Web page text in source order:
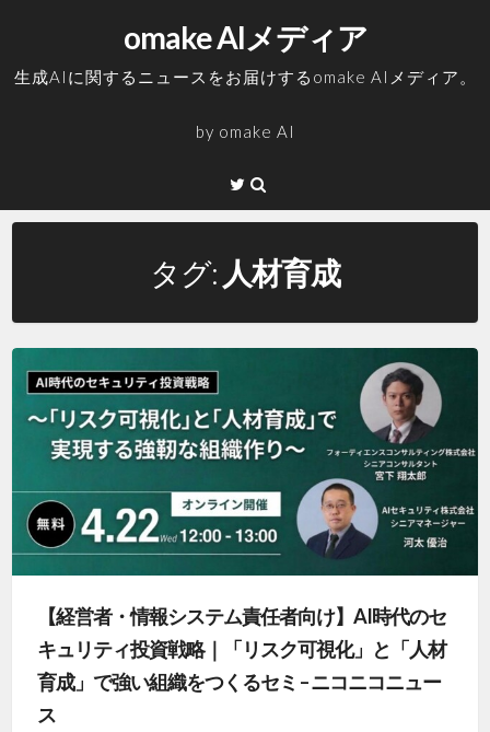
ッ
omake AIメディア
生成AIに関するニュースをお届けするomake AIメディア。
by omake AI
Twitter
タグ: 人材育成
【経営者・情報システム責任者向け】AI時代のセ
キュリティ投資戦略｜「リスク可視化」と「人材
育成」で強い組織をつくるセミ – ニコニコニュー
ス